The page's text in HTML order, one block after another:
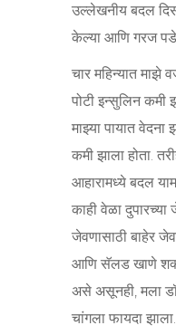
उल्लेखनीय बदल
केल्या आणि गरज
चार महिन्यात माझे
पोटी इन्सुलिन कमी
माझ्या पायात वेदना
कमी झाला होता.
आहारामध्ये बदल
काही वेळा दुपारच्या
जेवणासाठी बाहेर
आणि सॅलड खाणे
असे असूनही, मला
चांगला फायदा